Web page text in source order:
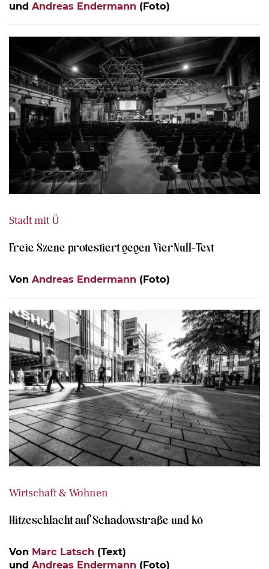
und Andreas Endermann (Foto)
Stadt mit Ü
Freie Szene protestiert gegen VierNull-Text
Von Andreas Endermann (Foto)
Wirtschaft & Wohnen
Hitzeschlacht auf Schadowstraße und Kö
Von Marc Latsch (Text)
und Andreas Endermann (Foto)